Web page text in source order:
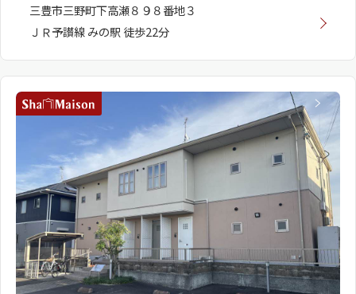
三豊市三野町下高瀬８９８番地３
ＪＲ予讃線 みの駅 徒歩22分